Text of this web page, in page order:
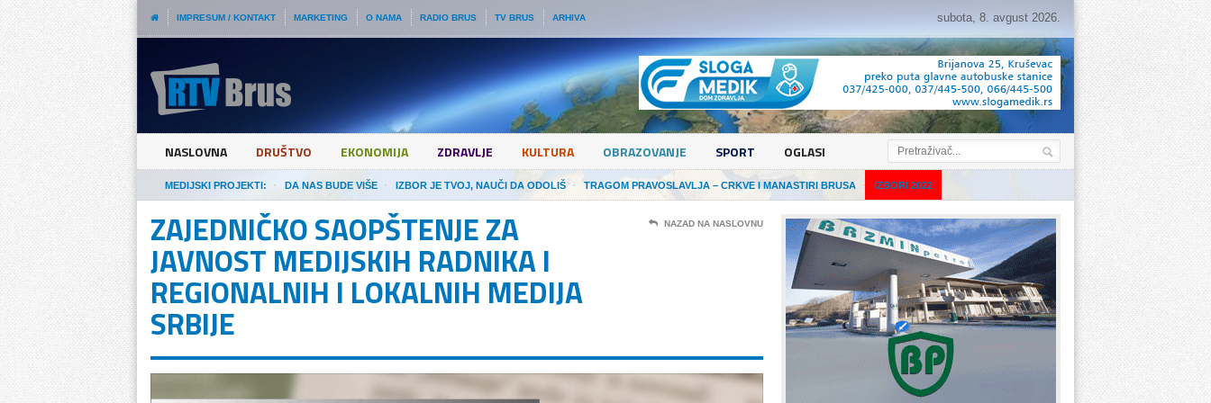
IMPRESUM / KONTAKT MARKETING O NAMA RADIO BRUS TV BRUS ARHIVA subota, 8. avgust 2026.
NASLOVNA DRUŠTVO EKONOMIJA ZDRAVLJE KULTURA OBRAZOVANJE SPORT OGLASI
MEDIJSKI PROJEKTI: DA NAS BUDE VIŠE IZBOR JE TVOJ, NAUČI DA ODOLIŠ TRAGOM PRAVOSLAVLJA – CRKVE I MANASTIRI BRUSA IZBORI 2022
ZAJEDNIČKO SAOPŠTENJE ZA
JAVNOST MEDIJSKIH RADNIKA I
REGIONALNIH I LOKALNIH MEDIJA
SRBIJE
NAZAD NA NASLOVNU